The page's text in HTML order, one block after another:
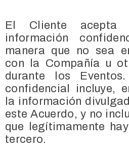
El Cliente acepta
información
manera que no sea
con la Compañía u
durante los
confidencial incluye,
la información
este Acuerdo, y no
que legítimamente
tercero.